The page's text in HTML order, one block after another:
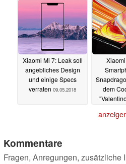
Xiaomi Mi 7: Leak soll
angebliches Design
und einige Specs
verraten 09.05.2018
dem
Kommentare
Fragen, Anregungen, zusätzliche